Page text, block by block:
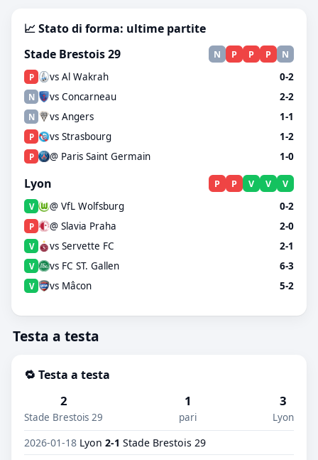
📈 Stato di forma: ultime partite
Stade Brestois 29
N P P P N
P vs Al Wakrah 0-2
N vs Concarneau 2-2
N vs Angers 1-1
P vs Strasbourg 1-2
P @ Paris Saint Germain 1-0
Lyon P P V V V
V @ VfL Wolfsburg 0-2
P @ Slavia Praha 2-0
V vs Servette FC 2-1
V vs FC ST. Gallen 6-3
V vs Mâcon 5-2
Testa a testa
🔁 Testa a testa
2
Stade Brestois 29
1
pari
3
Lyon
2026-01-18 Lyon 2-1 Stade Brestois 29